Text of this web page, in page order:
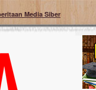
Media Siber